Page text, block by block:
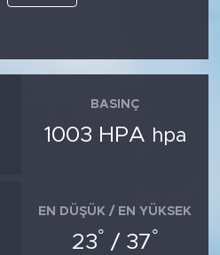
BASINÇ
1003 HPA hpa
EN DÜŞÜK / EN YÜKSEK
23° / 37°